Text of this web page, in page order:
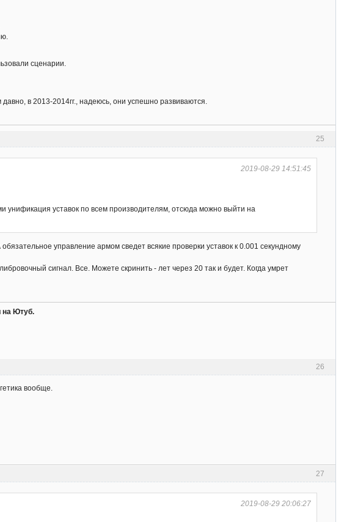
сценарии.
в 2013-2014гг., надеюсь, они успешно развиваются.
25
2019-08-29 14:51:45
унификация уставок по всем производителям, отсюда можно выйти на
управление армом сведет всякие проверки уставок к 0.001 секундному
сигнал. Все. Можете скринить - лет через 20 так и будет. Когда умрет
на Ютуб.
26
вообще.
27
2019-08-29 20:06:27